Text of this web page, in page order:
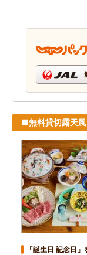
■無料貸切露天
「誕生日 記念日